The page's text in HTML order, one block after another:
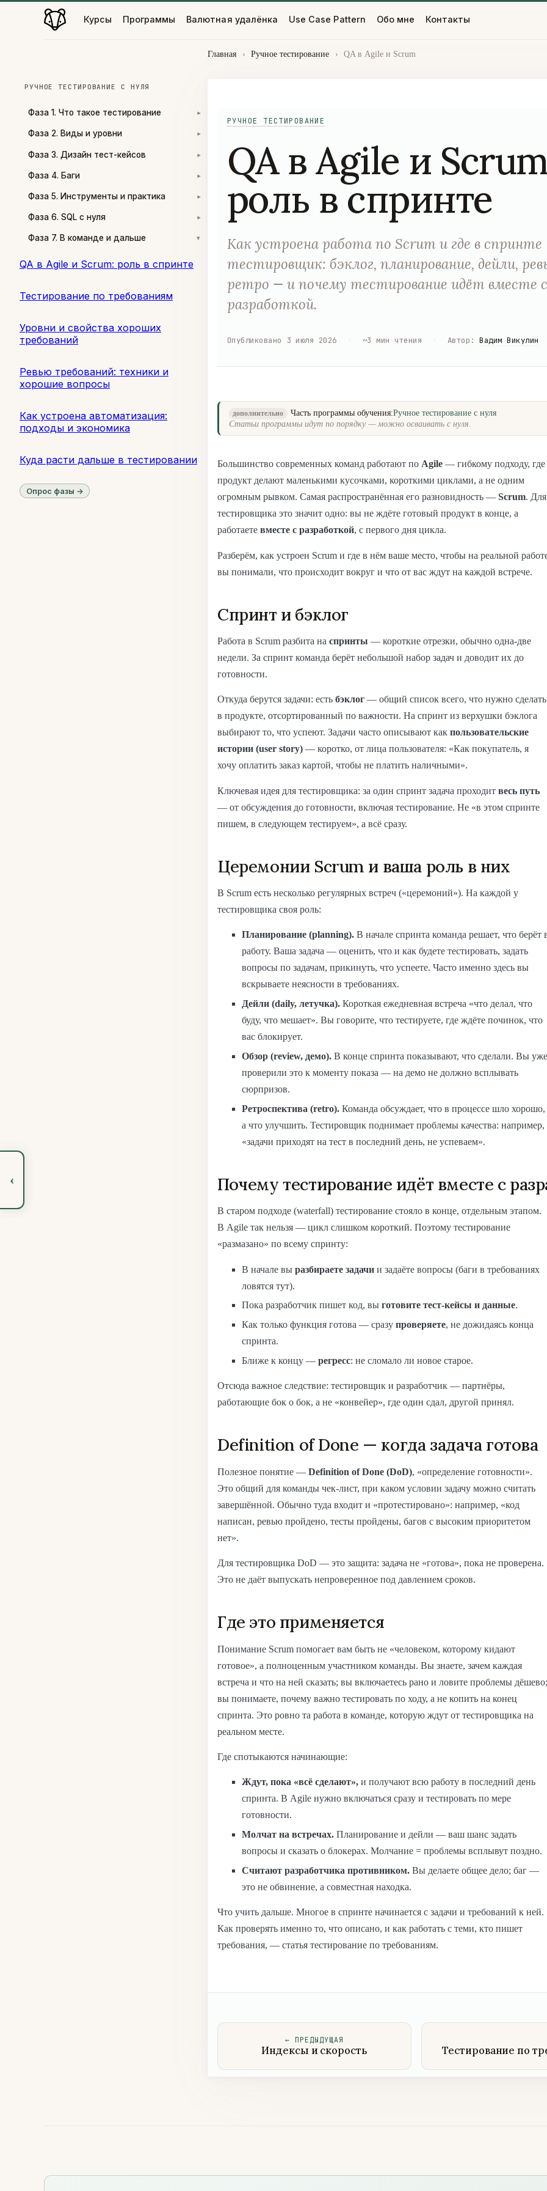
Курсы Программы Валютная удалёнка Use Case Pattern Обо мне Контакты
РУЧНОЕ ТЕСТИРОВАНИЕ С НУЛЯ
Фаза 1. Что такое тестирование ▾
Фаза 2. Виды и уровни ▾
Фаза 3. Дизайн тест-кейсов ▾
Фаза 4. Баги ▾
Фаза 5. Инструменты и практика ▾
Фаза 6. SQL с нуля ▾
Фаза 7. В команде и дальше ▾
QA в Agile и Scrum: роль в спринте
Тестирование по требованиям
Уровни и свойства хороших
требований
Ревью требований: техники и
хорошие вопросы
Как устроена автоматизация:
подходы и экономика
Куда расти дальше в тестировании
Опрос фазы →
‹
Главная › Ручное тестирование › QA в Agile и Scrum
РУЧНОЕ ТЕСТИРОВАНИЕ
QA в Agile и
роль в спринте
Как устроена работа по Scrum и где в спринте
тестировщик: бэклог, планирование, дейли,
ретро — и почему тестирование идёт вместе с
разработкой.
Опубликовано 3 июля 2026 ~3 мин чтения Автор :Вадим Викулин
дополнительно Часть программы обучения:Ручное тестирование с нуля
Статьи программы идут по порядку — можно осваивать с нуля.
Большинство современных команд работают по Agile — гибкому подходу, где
продукт делают маленькими кусочками, короткими циклами, а не одним
огромным рывком. Самая распространённая его разновидность — Scrum. Для
тестировщика это значит одно: вы не ждёте готовый продукт в конце, а
работаете вместе с разработкой, с первого дня цикла.
Разберём, как устроен Scrum и где в нём ваше место, чтобы на реальной
вы понимали, что происходит вокруг и что от вас ждут на каждой встрече.
Спринт и бэклог
Работа в Scrum разбита на спринты — короткие отрезки, обычно одна-две
недели. За спринт команда берёт небольшой набор задач и доводит их до
готовности.
Откуда берутся задачи: есть бэклог — общий список всего, что нужно сделать
в продукте, отсортированный по важности. На спринт из верхушки бэклога
выбирают то, что успеют. Задачи часто описывают как пользовательские
истории (user story) — коротко, от лица пользователя: «Как покупатель, я
хочу оплатить заказ картой, чтобы не платить наличными».
Ключевая идея для тестировщика: за один спринт задача проходит весь путь
— от обсуждения до готовности, включая тестирование. Не «в этом спринте
пишем, в следующем тестируем», а всё сразу.
Церемонии Scrum и ваша роль в них
В Scrum есть несколько регулярных встреч («церемоний»). На каждой у
тестировщика своя роль:
Планирование (planning). В начале спринта команда решает, что берёт
работу. Ваша задача — оценить, что и как будете тестировать, задать
вопросы по задачам, прикинуть, что успеете. Часто именно здесь вы
вскрываете неясности в требованиях.
Дейли (daily, летучка). Короткая ежедневная встреча «что делал, что
буду, что мешает». Вы говорите, что тестируете, где ждёте починок, что
вас блокирует.
Обзор (review, демо). В конце спринта показывают, что сделали. Вы уже
проверили это к моменту показа — на демо не должно всплывать
сюрпризов.
Ретроспектива (retro). Команда обсуждает, что в процессе шло хорошо,
а что улучшить. Тестировщик поднимает проблемы качества: например,
«задачи приходят на тест в последний день, не успеваем».
Почему тестирование идёт вместе с
В старом подходе (waterfall) тестирование стояло в конце, отдельным этапом.
В Agile так нельзя — цикл слишком короткий. Поэтому тестирование
«размазано» по всему спринту:
В начале вы разбираете задачи и задаёте вопросы (баги в требованиях
ловятся тут).
Пока разработчик пишет код, вы готовите тест-кейсы и данные.
Как только функция готова — сразу проверяете, не дожидаясь конца
спринта.
Ближе к концу — регресс: не сломало ли новое старое.
Отсюда важное следствие: тестировщик и разработчик — партнёры,
работающие бок о бок, а не «конвейер», где один сдал, другой принял.
Definition of Done — когда задача готова
Полезное понятие — Definition of Done (DoD), «определение готовности».
Это общий для команды чек-лист, при каком условии задачу можно считать
завершённой. Обычно туда входит и «протестировано»: например, «код
написан, ревью пройдено, тесты пройдены, багов с высоким приоритетом
нет».
Для тестировщика DoD — это защита: задача не «готова», пока не проверена.
Это не даёт выпускать непроверенное под давлением сроков.
Где это применяется
Понимание Scrum помогает вам быть не «человеком, которому кидают
готовое», а полноценным участником команды. Вы знаете, зачем каждая
встреча и что на ней сказать; вы включаетесь рано и ловите проблемы дёшево;
вы понимаете, почему важно тестировать по ходу, а не копить на конец
спринта. Это ровно та работа в команде, которую ждут от тестировщика на
реальном месте.
Где спотыкаются начинающие:
Ждут, пока «всё сделают», и получают всю работу в последний день
спринта. В Agile нужно включаться сразу и тестировать по мере
готовности.
Молчат на встречах. Планирование и дейли — ваш шанс задать
вопросы и сказать о блокерах. Молчание = проблемы всплывут поздно.
Считают разработчика противником. Вы делаете общее дело; баг —
это не обвинение, а совместная находка.
Что учить дальше. Многое в спринте начинается с задачи и требований к ней.
Как проверять именно то, что описано, и как работать с теми, кто пишет
требования, — статья тестирование по требованиям.
← ПРЕДЫДУЩАЯ
Индексы и скорость Тестирование по